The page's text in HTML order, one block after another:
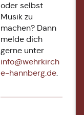
oder selbst
Musik zu
machen? Dann
melde dich
gerne unter
info@wehrkirch
e-hannberg.de.